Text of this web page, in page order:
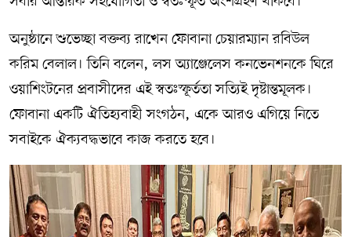
অনুষ্ঠানে শুভেচ্ছা বক্তব্য রাখেন ফোবানা চেয়ারম্যান রবিউল
করিম বেলাল। তিনি বলেন, লস অ্যাঞ্জেলেস কনভেনশনকে ঘিরে
ওয়াশিংটনের প্রবাসীদের এই স্বতঃস্ফূর্ততা সত্যিই দৃষ্টান্তমূলক।
ফোবানা একটি ঐতিহ্যবাহী সংগঠন, একে আরও এগিয়ে নিতে
সবাইকে ঐক্যবদ্ধভাবে কাজ করতে হবে।